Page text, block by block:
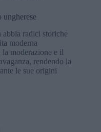
ungherese
abbia radici storiche
moderna
la moderazione e il
rendendo la
le sue origini